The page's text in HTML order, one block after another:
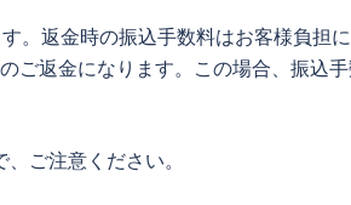
返金時の振込手数料はお客様負担
ご返金になります。この場合、振込
ご注意ください。